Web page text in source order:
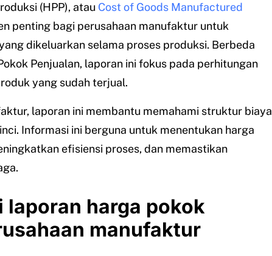
(HPP), atau Cost of Goods Manufactured
penting bagi perusahaan manufaktur untuk
dikeluarkan selama proses produksi. Berbeda
Penjualan, laporan ini fokus pada perhitungan
yang sudah terjual.
laporan ini membantu memahami struktur biaya
Informasi ini berguna untuk menentukan harga
efisiensi proses, dan memastikan
laporan harga pokok
manufaktur